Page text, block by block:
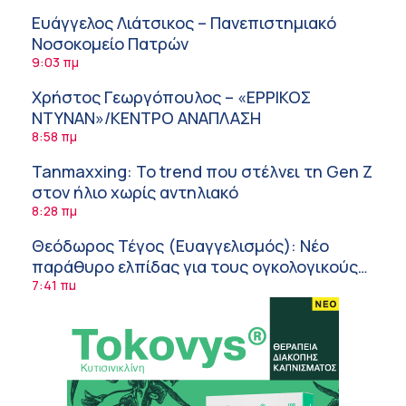
Ευάγγελος Λιάτσικος – Πανεπιστημιακό
Νοσοκομείο Πατρών
9:03 πμ
Χρήστος Γεωργόπουλος – «ΕΡΡΙΚΟΣ
ΝΤΥΝΑΝ»/ΚΕΝΤΡΟ ΑΝΑΠΛΑΣΗ
8:58 πμ
Tanmaxxing: To trend που στέλνει τη Gen Z
στον ήλιο χωρίς αντηλιακό
8:28 πμ
Θεόδωρος Τέγος (Ευαγγελισμός): Νέο
παράθυρο ελπίδας για τους ογκολογικούς
ασθενείς μέσω κλινικών δοκιμών
7:41 πμ
από τον Ελληνικό Ερυθρό Σταυρό
Μαρίνα Ραυτοπούλου (ΙΑΤΡΙΚΟ ΚΕΝΤΡΟ):